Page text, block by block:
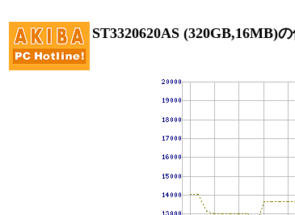
ST3320620AS (320GB,16MB)